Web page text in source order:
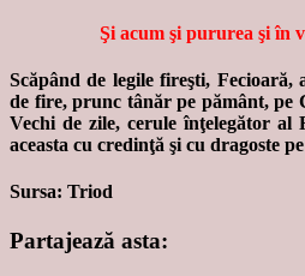
Şi acum şi pururea şi în
Scăpând de legile fireşti, Fecioară,
de fire, prunc tânăr pe pământ, pe
Vechi de zile, cerule înţelegător
aceasta cu credinţă şi cu dragoste
Sursa: Triod
Partajează asta: